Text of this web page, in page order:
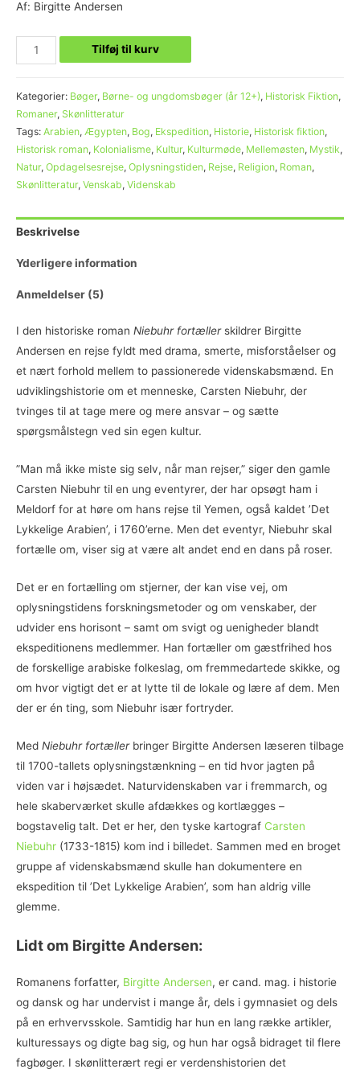
Af: Birgitte Andersen
Tilføj til kurv
Kategorier: Bøger, Børne- og ungdomsbøger (år 12+), Historisk Fiktion,
Romaner, Skønlitteratur
Tags: Arabien, Ægypten, Bog, Ekspedition, Historie, Historisk fiktion,
Historisk roman, Kolonialisme, Kultur, Kulturmøde, Mellemøsten, Mystik,
Natur, Opdagelsesrejse, Oplysningstiden, Rejse, Religion, Roman,
Skønlitteratur, Venskab, Videnskab
Beskrivelse
Yderligere information
Anmeldelser (5)
I den historiske roman Niebuhr fortællerskildrer Birgitte
Andersen en rejse fyldt med drama, smerte, misforståelser og
et nært forhold mellem to passionerede videnskabsmænd. En
udviklingshistorie om et menneske, Carsten Niebuhr, der
tvinges til at tage mere og mere ansvar – og sætte
spørgsmålstegn ved sin egen kultur.
”Man må ikke miste sig selv, når man rejser,” siger den gamle
Carsten Niebuhr til en ung eventyrer, der har opsøgt ham i
Meldorf for at høre om hans rejse til Yemen, også kaldet ’Det
Lykkelige Arabien’, i 1760’erne. Men det eventyr, Niebuhr skal
fortælle om, viser sig at være alt andet end en dans på roser.
Det er en fortælling om stjerner, der kan vise vej, om
oplysningstidens forskningsmetoder og om venskaber, der
udvider ens horisont – samt om svigt og uenigheder blandt
ekspeditionens medlemmer. Han fortæller om gæstfrihed hos
de forskellige arabiske folkeslag, om fremmedartede skikke, og
om hvor vigtigt det er at lytte til de lokale og lære af dem. Men
der er én ting, som Niebuhr især fortryder.
Med Niebuhr fortæller bringer Birgitte Andersen læseren tilbage
til 1700-tallets oplysningstænkning – en tid hvor jagten på
viden var i højsædet. Naturvidenskaben var i fremmarch, og
hele skaberværket skulle afdækkes og kortlægges –
bogstavelig talt. Det er her, den tyske kartograf Carsten
Niebuhr (1733-1815) kom ind i billedet. Sammen med en broget
gruppe af videnskabsmænd skulle han dokumentere en
ekspedition til ’Det Lykkelige Arabien’, som han aldrig ville
glemme.
Lidt om Birgitte Andersen:
Romanens forfatter, Birgitte Andersen, er cand. mag. i historie
og dansk og har undervist i mange år, dels i gymnasiet og dels
på en erhvervsskole. Samtidig har hun en lang række artikler,
kulturessays og digte bag sig, og hun har også bidraget til flere
fagbøger. I skønlitterært regi er verdenshistorien det